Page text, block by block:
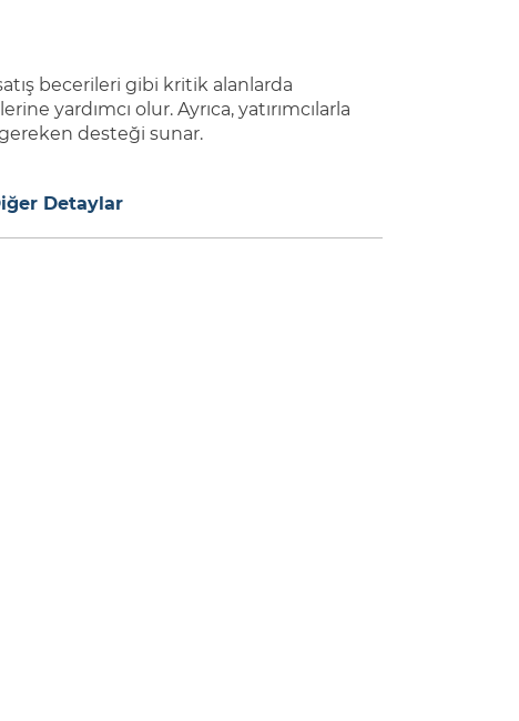
becerileri gibi kritik alanlarda
yardımcı olur. Ayrıca, yatırımcılarla
desteği sunar.
Detaylar